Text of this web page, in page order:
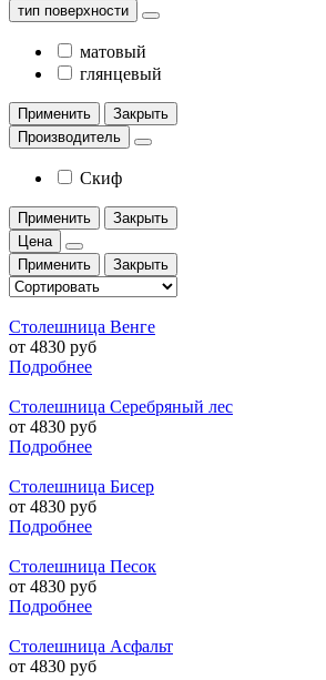
тип поверхности
матовый
глянцевый
Применить
Закрыть
Производитель
Скиф
Применить
Закрыть
Цена
Применить
Закрыть
Столешница Венге
от 4830 руб
Подробнее
Столешница Серебряный лес
от 4830 руб
Подробнее
Столешница Бисер
от 4830 руб
Подробнее
Столешница Песок
от 4830 руб
Подробнее
Столешница Асфальт
от 4830 руб